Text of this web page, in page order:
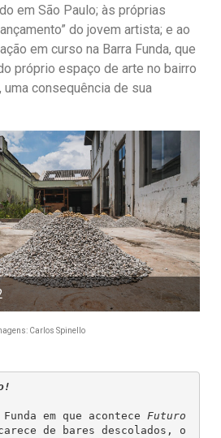
em São Paulo; às próprias
do jovem artista; e ao
em curso na Barra Funda, que
próprio espaço de arte no bairro
consequência de sua
Carlos Spinello
em que acontece Futuro
de bares descolados, o